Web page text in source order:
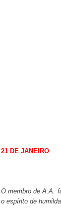
21 DE JANEIRO
O membro de A.A.
o espírito de